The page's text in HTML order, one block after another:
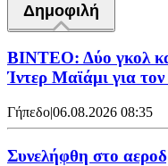
Δημοφιλή
ΒΙΝΤΕΟ: Δύο γκολ
Ίντερ Μαϊάμι για
Γήπεδο|06.08.2026 08:35
Συνελήφθη στο